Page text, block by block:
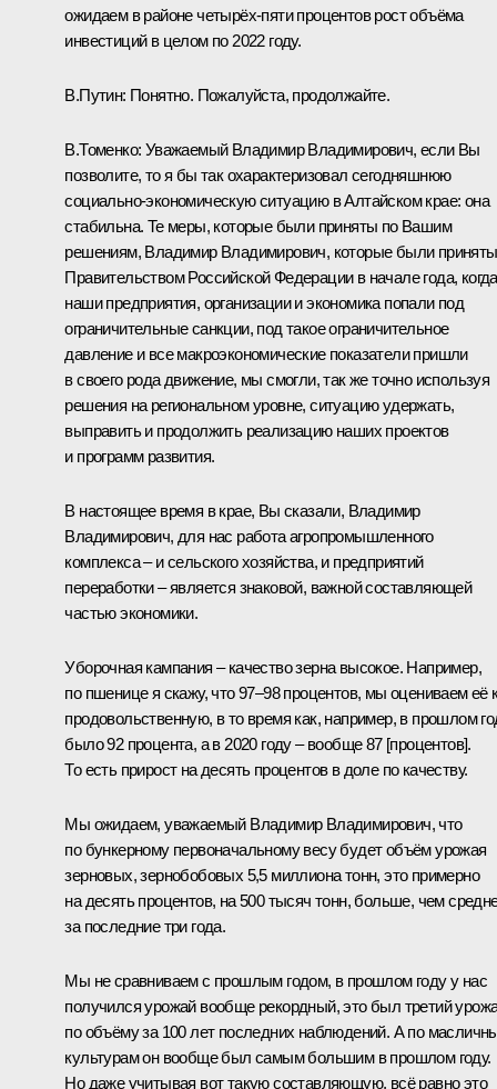
ожидаем в районе четырёх-пяти процентов рост объёма
инвестиций в целом по 2022 году.
В.Путин: Понятно. Пожалуйста, продолжайте.
В.Томенко: Уважаемый Владимир Владимирович, если Вы
позволите, то я бы так охарактеризовал сегодняшнюю
социально-экономическую ситуацию в Алтайском крае: она
стабильна. Те меры, которые были приняты по Вашим
решениям, Владимир Владимирович, которые были приняты
Правительством Российской Федерации в начале года, когда
наши предприятия, организации и экономика попали под
ограничительные санкции, под такое ограничительное
давление и все макроэкономические показатели пришли
в своего рода движение, мы смогли, так же точно используя
решения на региональном уровне, ситуацию удержать,
выправить и продолжить реализацию наших проектов
и программ развития.
В настоящее время в крае, Вы сказали, Владимир
Владимирович, для нас работа агропромышленного
комплекса – и сельского хозяйства, и предприятий
переработки – является знаковой, важной составляющей
частью экономики.
Уборочная кампания – качество зерна высокое. Например,
по пшенице я скажу, что 97–98 процентов, мы оцениваем её
продовольственную, в то время как, например, в прошлом
было 92 процента, а в 2020 году – вообще 87 [процентов].
То есть прирост на десять процентов в доле по качеству.
Мы ожидаем, уважаемый Владимир Владимирович, что
по бункерному первоначальному весу будет объём урожая
зерновых, зернобобовых 5,5 миллиона тонн, это примерно
на десять процентов, на 500 тысяч тонн, больше, чем
за последние три года.
Мы не сравниваем с прошлым годом, в прошлом году у нас
получился урожай вообще рекордный, это был третий
по объёму за 100 лет последних наблюдений. А по
культурам он вообще был самым большим в прошлом году.
Но даже учитывая вот такую составляющую, всё равно это